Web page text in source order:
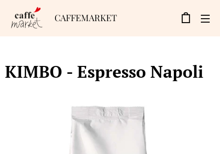
CAFFEMARKET
KIMBO - Espresso Napoli